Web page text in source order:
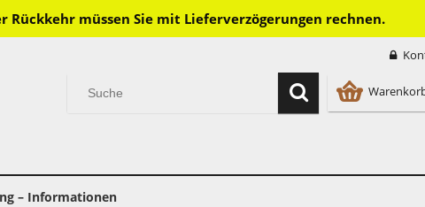
Rückkehr müssen Sie mit Lieferverzögerungen rechnen.
– Informationen